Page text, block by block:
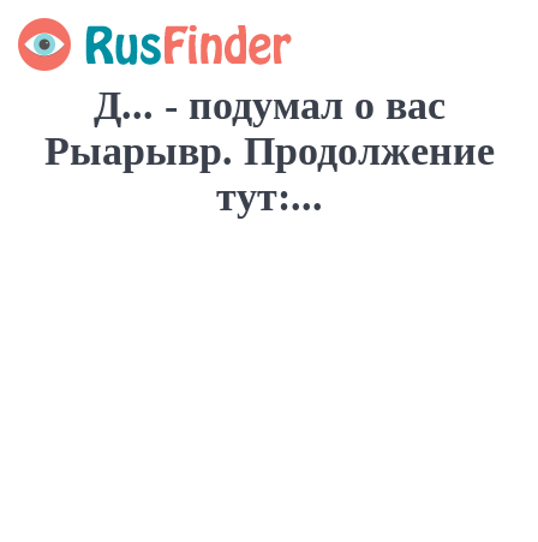
Д... - подумал о вас
Рыарывр. Продолжение
тут:...